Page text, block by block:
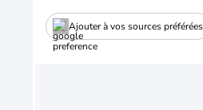
Ajouter à vos sources préférées